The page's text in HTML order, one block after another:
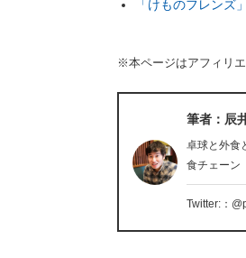
「けものフレンズ
※本ページはアフィリ
筆者：辰
卓球と外食
食チェーン
Twitter:：